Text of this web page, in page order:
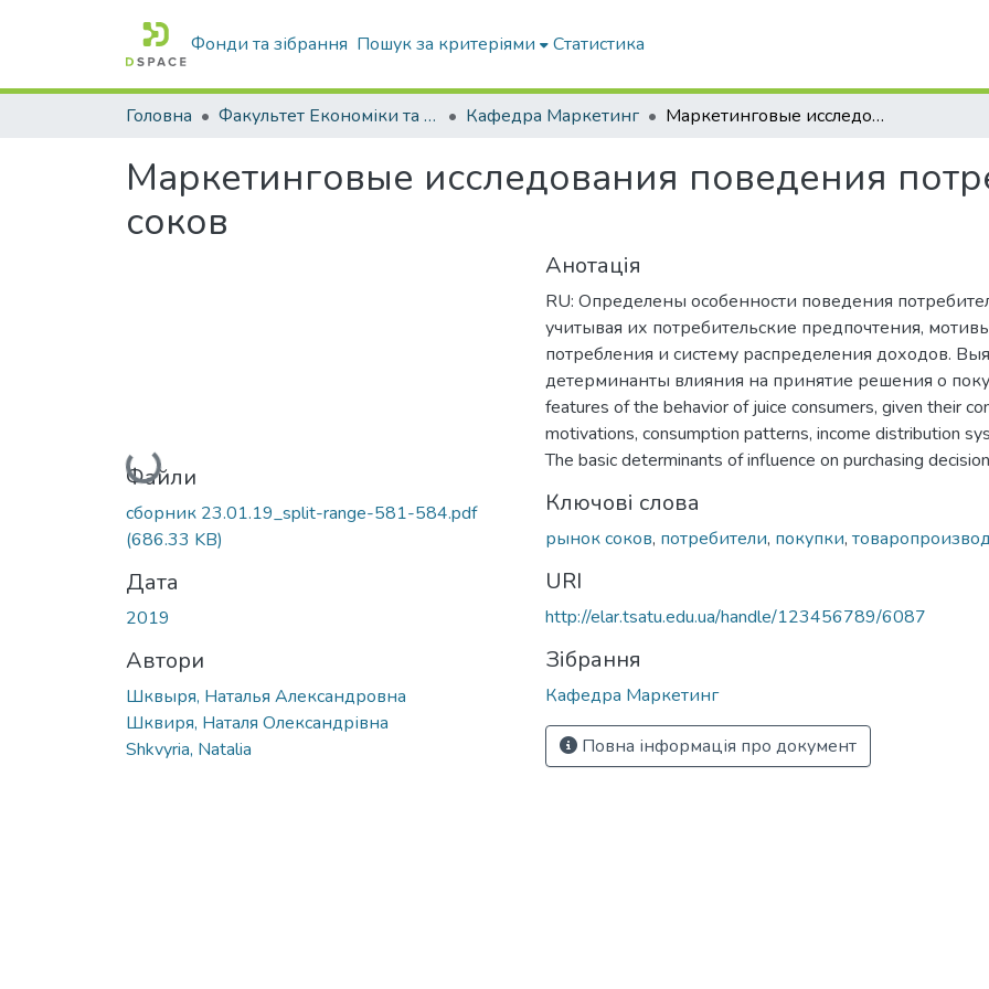
Фонди та зібрання Пошук за критеріями Статистика
Головна Факультет Економіки та бізнесу Кафедра Маркетинг Маркетинговые исследования поведения потребителей на рынке соков
Маркетинговые исследования поведения
соков
Вантажиться...
Файли
сборник 23.01.19_split-range-581-584.pdf
(686.33 KB)
Дата
2019
Автори
Шквыря, Наталья Александровна
Шквиря, Наталя Олександрівна
Shkvyria, Natalia
Анотація
RU: Определены особенности поведения
учитывая их потребительские предпочтения,
потребления и систему распределения доходов.
детерминанты влияния на принятие решения о
features of the behavior of juice consumers, given their
motivations, consumption patterns, income distribution
The basic determinants of influence on purchasing
Ключові слова
рынок соков, потребители, покупки,
URI
http://elar.tsatu.edu.ua/handle/123456789/6087
Зібрання
Кафедра Маркетинг
Повна інформація про документ